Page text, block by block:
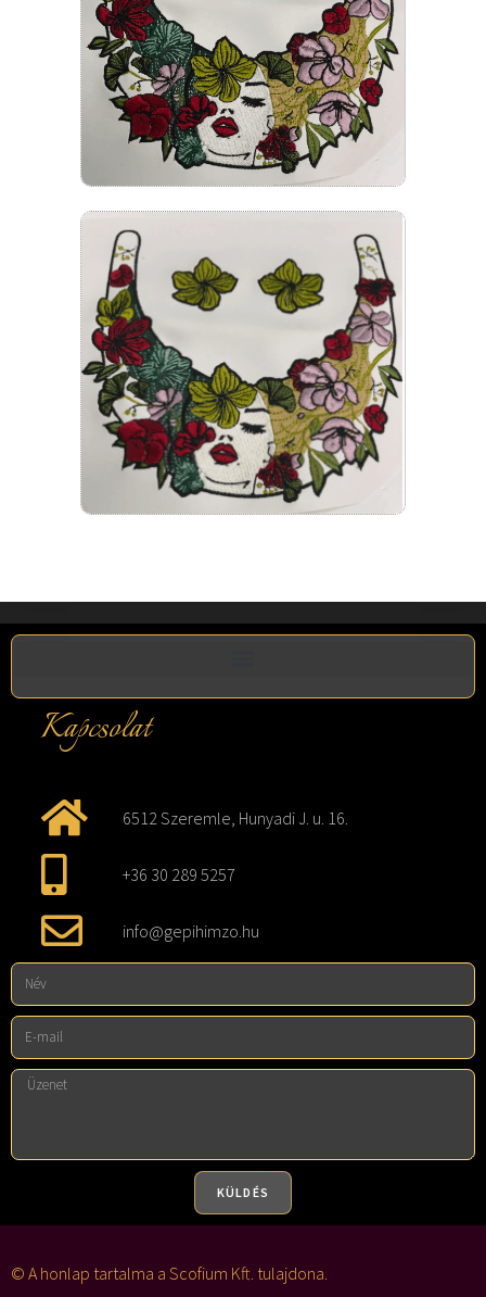
Kapcsolat
6512 Szeremle, Hunyadi J. u. 16.
+36 30 289 5257
info@gepihimzo.hu
KÜLDÉS
A
© A honlap tartalma a Scofium Kft. tulajdona.